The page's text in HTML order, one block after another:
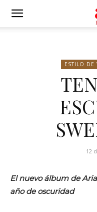
ESTILO DE
12
El nuevo álbum de
año de oscuridad